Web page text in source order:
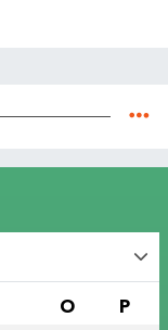
O P